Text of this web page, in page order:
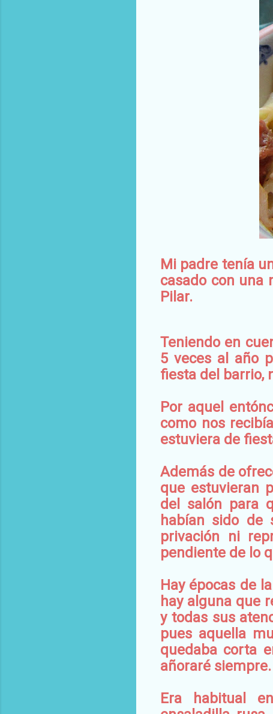
Mi padre tenía
casado con una
Pilar.
Teniendo en
5 veces al año
fiesta del barrio,
Por aquel
como nos
estuviera de
Además de
que estuvieran
del salón para
habían sido
privación ni
pendiente de lo
Hay épocas de
hay alguna que
y todas sus
pues aquella
quedaba corta
añoraré siempre.
Era habitual